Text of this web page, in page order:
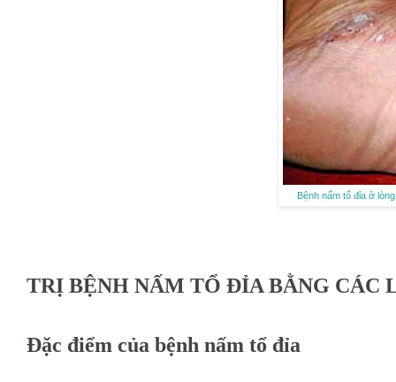
Bệnh nấm tổ đỉa ở
TRỊ BỆNH NẤM TỔ ĐỈA BẰNG CÁC
Đặc điểm của bệnh nấm tổ đỉa